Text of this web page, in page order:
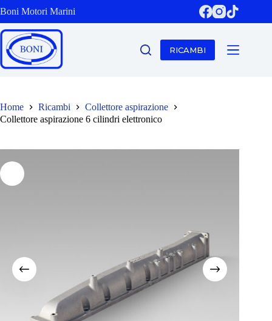
al
contenuto
Boni Motori Marini
RICAMBI
Home Ricambi
Collettore aspirazione
Collettore aspirazione 6 cilindri elettronico